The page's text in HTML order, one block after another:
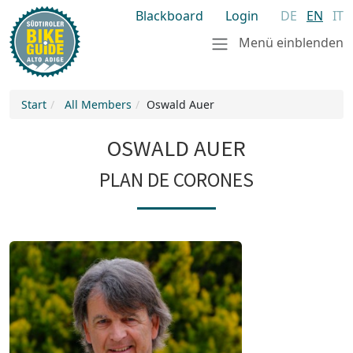
Blackboard Login DE EN IT
Menü einblenden
Start All Members Oswald Auer
OSWALD AUER
PLAN DE CORONES